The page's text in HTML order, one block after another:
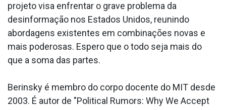
projeto visa enfrentar o grave problema da
desinformação nos Estados Unidos, reunindo
abordagens existentes em combinações novas e
mais poderosas. Espero que o todo seja mais do
que a soma das partes.
Berinsky é membro do corpo docente do MIT desde
2003. É autor de "Political Rumors: Why We Accept